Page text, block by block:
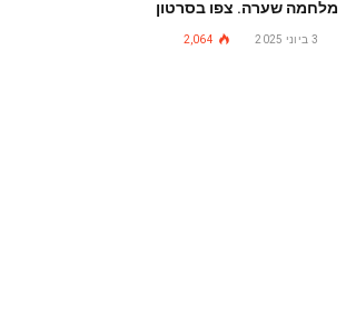
מלחמה שערה. צפו בסרטון
3 ביוני 2025 2,064